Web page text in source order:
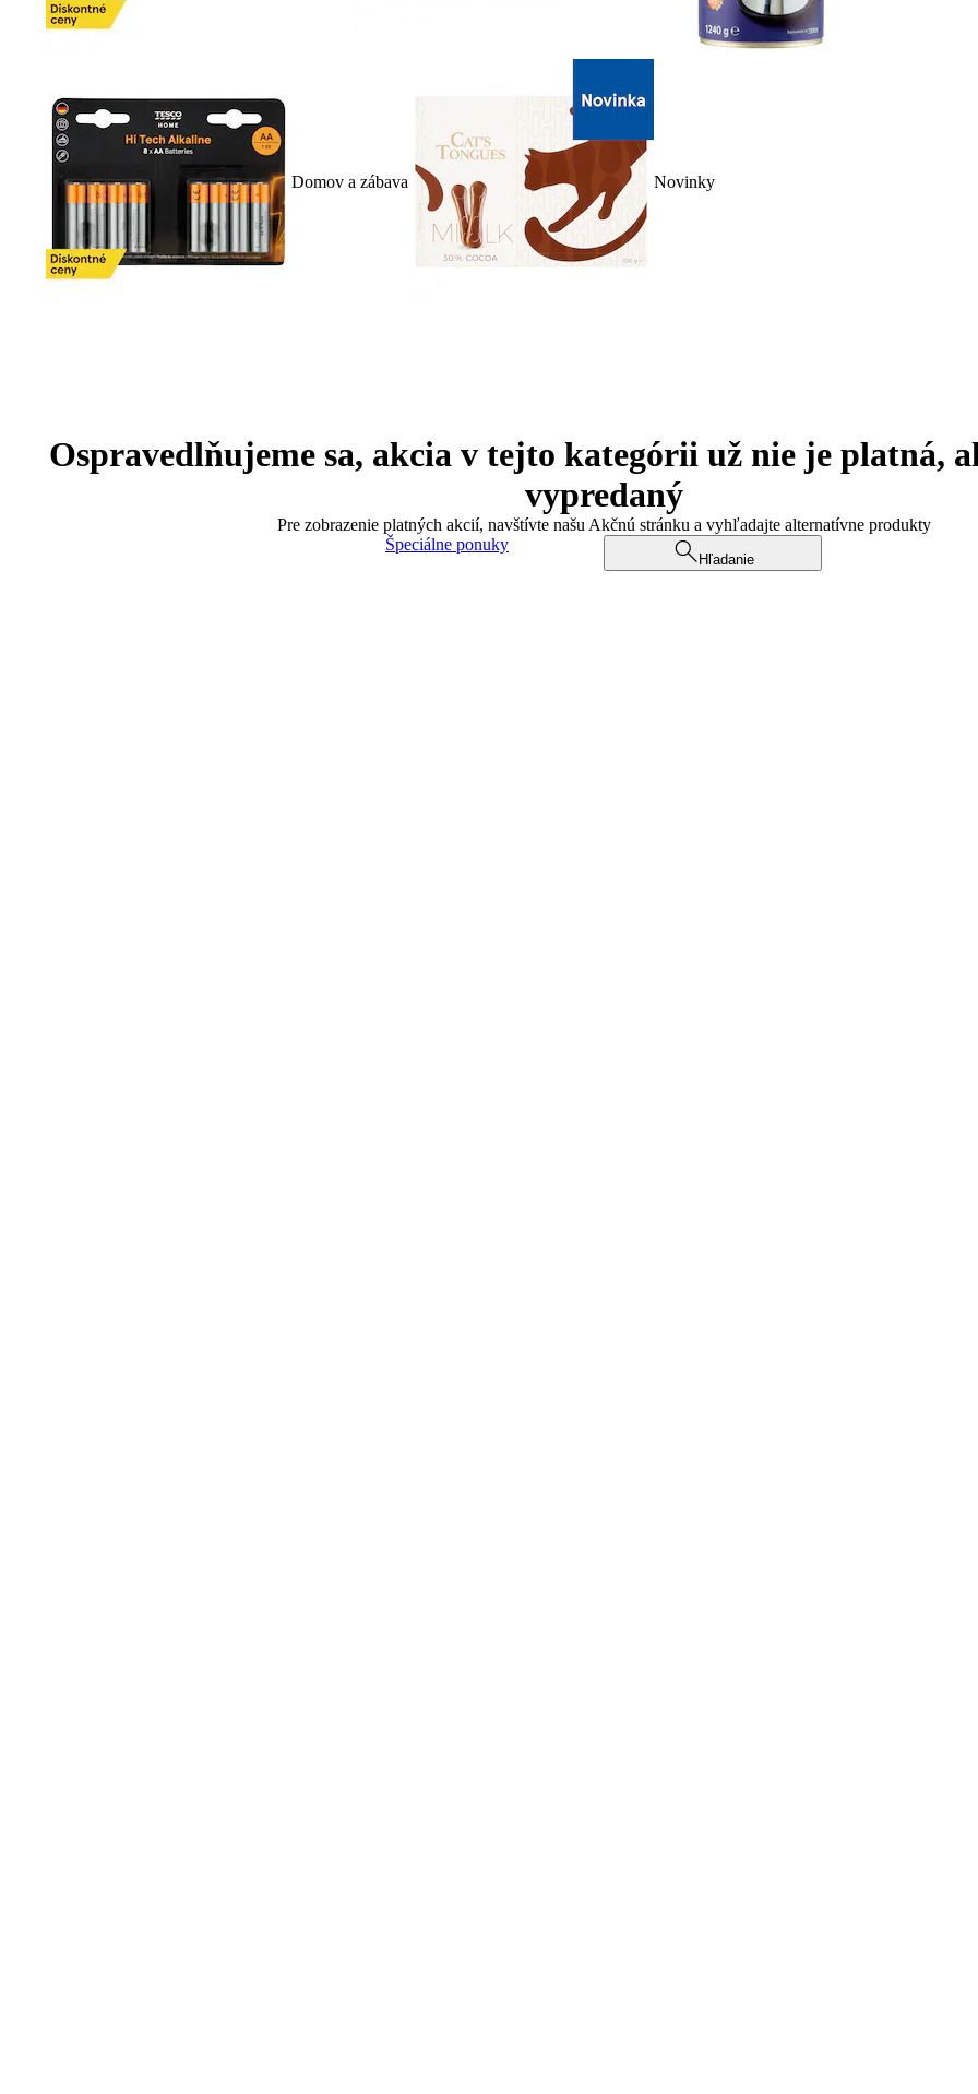
Domov a zábava Novinky
Ospravedlňujeme sa, akcia v tejto kategórii už nie je platná,
vypredaný
Pre zobrazenie platných akcií, navštívte našu Akčnú stránku a vyhľadajte alternatívne produkty
Špeciálne ponuky
Hľadanie